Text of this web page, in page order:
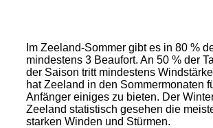
Im Zeeland-Sommer gibt es in 80 %
mindestens 3 Beaufort. An 50 % der
der Saison tritt mindestens
hat Zeeland in den Sommermonaten
Anfänger einiges zu bieten. Der
Zeeland statistisch gesehen die
starken Winden und Stürmen.